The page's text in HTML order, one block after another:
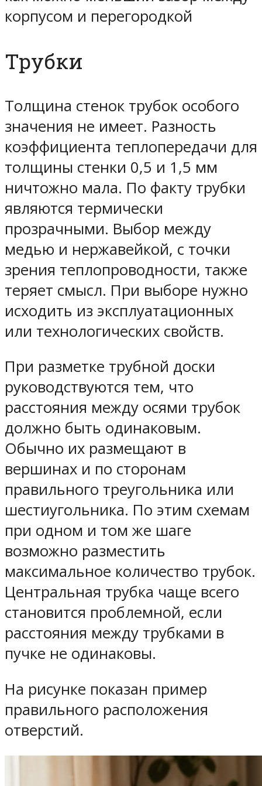
корпусом и перегородкой
Трубки
Толщина стенок трубок особого
значения не имеет. Разность
коэффициента теплопередачи для
толщины стенки 0,5 и 1,5 мм
ничтожно мала. По факту трубки
являются термически
прозрачными. Выбор между
медью и нержавейкой, с точки
зрения теплопроводности, также
теряет смысл. При выборе нужно
исходить из эксплуатационных
или технологических свойств.
При разметке трубной доски
руководствуются тем, что
расстояния между осями трубок
должно быть одинаковым.
Обычно их размещают в
вершинах и по сторонам
правильного треугольника или
шестиугольника. По этим схемам
при одном и том же шаге
возможно разместить
максимальное количество трубок.
Центральная трубка чаще всего
становится проблемной, если
расстояния между трубками в
пучке не одинаковы.
На рисунке показан пример
правильного расположения
отверстий.